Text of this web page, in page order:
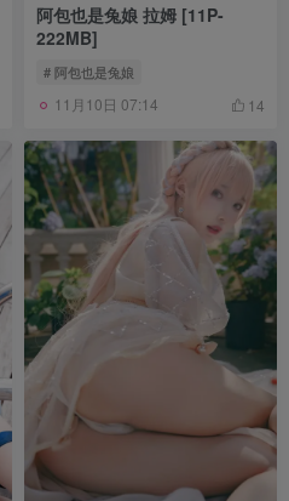
阿包也是兔娘 拉姆 [11P-
222MB]
# 阿包也是兔娘
11月10日 07:14 14